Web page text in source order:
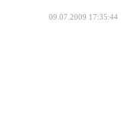
09.07.2009 17:35:44